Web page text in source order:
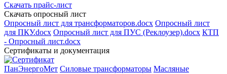
Скачать прайс-лист
Скачать опросный лист
Опросный лист для трансформаторов.docx Опросный лист
для ПКУ.docx Опросный лист для ПУС (Реклоузер).docx КТП
- Опросный лист.docx
Сертификаты и документация
ПанЭнергоМет Силовые трансформаторы Масляные